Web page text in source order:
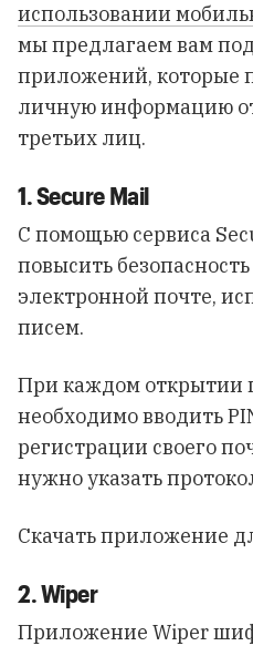
использовании
мы предлагаем вам
приложений, которые
личную информацию
третьих лиц.
1. Secure Mail
C помощью сервиса
повысить
электронной почте,
писем.
При каждом открытии
необходимо вводить
регистрации своего
нужно указать
Скачать приложение
2. Wiper
Приложение Wiper